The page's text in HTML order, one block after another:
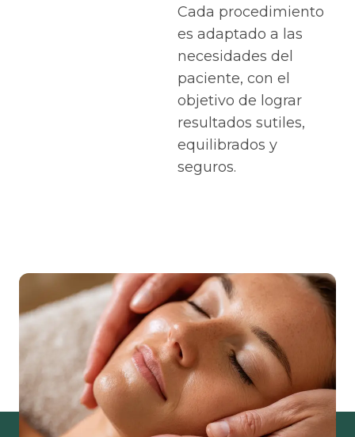
Cada procedimiento
es adaptado a las
necesidades del
paciente, con el
objetivo de lograr
resultados sutiles,
equilibrados y
seguros.